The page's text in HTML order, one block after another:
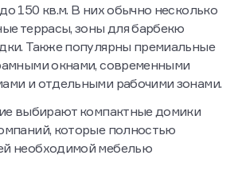
150 кв.м. В них обычно несколько
террасы, зоны для барбекю
Также популярны премиальные
окнами, современными
и отдельными рабочими зонами.
выбирают компактные домики
которые полностью
необходимой мебелью